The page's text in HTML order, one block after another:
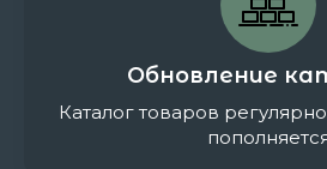
Обновление
Каталог товаров